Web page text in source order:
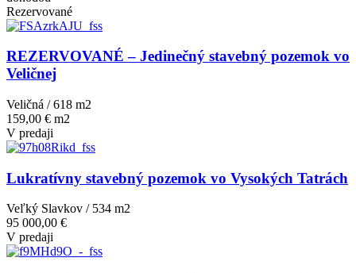
Rezervované
REZERVOVANÉ – Jedinečný stavebný pozemok vo
Veličnej
Veličná / 618 m2
159,00 € m2
V predaji
Lukratívny stavebný pozemok vo Vysokých Tatrách
Veľký Slavkov / 534 m2
95 000,00 €
V predaji